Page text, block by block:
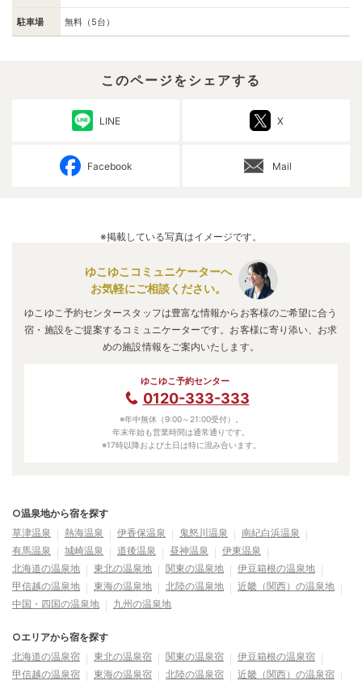
駐車場 無料（5台）
このページをシェアする
LINE X
Facebook Mail
※掲載している写真はイメージです。
ゆこゆこコミュニケーターへ
お気軽にご相談ください。
ゆこゆこ予約センタースタッフは豊富な情報からお客様のご希望に合う
宿・施設をご提案するコミュニケーターです。お客様に寄り添い、お求
めの施設情報をご案内いたします。
ゆこゆこ予約センター
0120-333-333
※年中無休（9:00～21:00受付）。
年末年始も営業時間は通常通りです。
※17時以降および土日は特に混み合います。
○温泉地から宿を探す
草津温泉
熱海温泉 伊香保温泉 鬼怒川温泉
南紀白浜温泉
有馬温泉
城崎温泉 道後温泉 昼神温泉
伊東温泉
北海道の温泉地
東北の温泉地 関東の温泉地
伊豆箱根の温泉地
甲信越の温泉地
東海の温泉地 北陸の温泉地
近畿（関西）の温泉地
中国・四国の温泉地
九州の温泉地
○エリアから宿を探す
北海道の温泉宿
東北の温泉宿 関東の温泉宿
伊豆箱根の温泉宿
甲信越の温泉宿
東海の温泉宿 北陸の温泉宿 近畿（関西）の温泉宿